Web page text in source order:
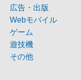
広告・出版
Webモバイル
ゲーム
遊技機
その他